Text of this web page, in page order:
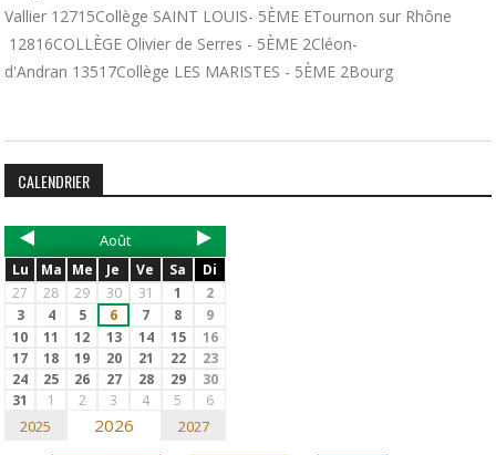
Vallier 12715Collège SAINT LOUIS- 5ÈME ETournon sur Rhône
12816COLLÈGE Olivier de Serres - 5ÈME 2Cléon-
d'Andran 13517Collège LES MARISTES - 5ÈME 2Bourg
CALENDRIER
Août
Lu Ma Me Je Ve Sa
Di
27
28 29 30 31 1
2
3
4 5 6 7 8
9
10
11 12 13 14 15
16
17
18 19 20 21 22
23
24
25 26 27 28 29
30
31
1 2 3 4 5 6
2025 2026 2027